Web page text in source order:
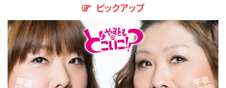
ピックアップ